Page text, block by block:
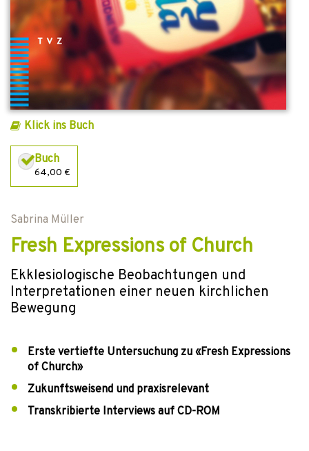
Klick ins Buch
Buch
64,00 €
Sabrina Müller
Fresh Expressions of Church
Ekklesiologische Beobachtungen und
Interpretationen einer neuen kirchlichen
Bewegung
Erste vertiefte Untersuchung zu «Fresh Expressions
of Church»
Zukunftsweisend und praxisrelevant
Transkribierte Interviews auf CD-ROM